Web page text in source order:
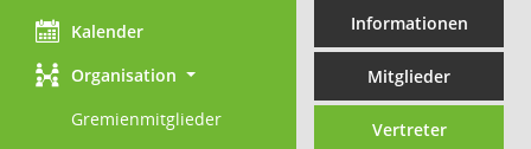
Kalender
Organisation
Gremienmitglieder
Informationen
Mitglieder
Vertreter